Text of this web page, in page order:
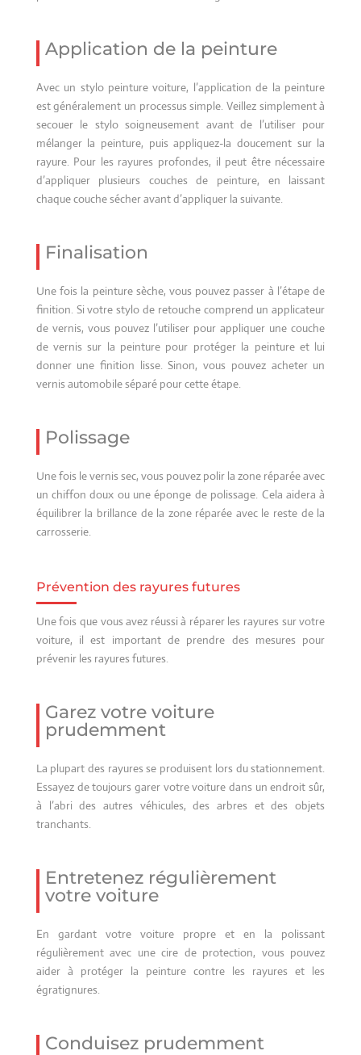
Application de la peinture
Avec un stylo peinture voiture, l’application de la peinture
est généralement un processus simple. Veillez simplement à
secouer le stylo soigneusement avant de l’utiliser pour
mélanger la peinture, puis appliquez-la doucement sur la
rayure. Pour les rayures profondes, il peut être nécessaire
d’appliquer plusieurs couches de peinture, en laissant
chaque couche sécher avant d’appliquer la suivante.
Finalisation
Une fois la peinture sèche, vous pouvez passer à l’étape de
finition. Si votre stylo de retouche comprend un applicateur
de vernis, vous pouvez l’utiliser pour appliquer une couche
de vernis sur la peinture pour protéger la peinture et lui
donner une finition lisse. Sinon, vous pouvez acheter un
vernis automobile séparé pour cette étape.
Polissage
Une fois le vernis sec, vous pouvez polir la zone réparée avec
un chiffon doux ou une éponge de polissage. Cela aidera à
équilibrer la brillance de la zone réparée avec le reste de la
carrosserie.
Prévention des rayures futures
Une fois que vous avez réussi à réparer les rayures sur votre
voiture, il est important de prendre des mesures pour
prévenir les rayures futures.
Garez votre voiture
prudemment
La plupart des rayures se produisent lors du stationnement.
Essayez de toujours garer votre voiture dans un endroit sûr,
à l’abri des autres véhicules, des arbres et des objets
tranchants.
Entretenez régulièrement
votre voiture
En gardant votre voiture propre et en la polissant
régulièrement avec une cire de protection, vous pouvez
aider à protéger la peinture contre les rayures et les
égratignures.
Conduisez prudemment